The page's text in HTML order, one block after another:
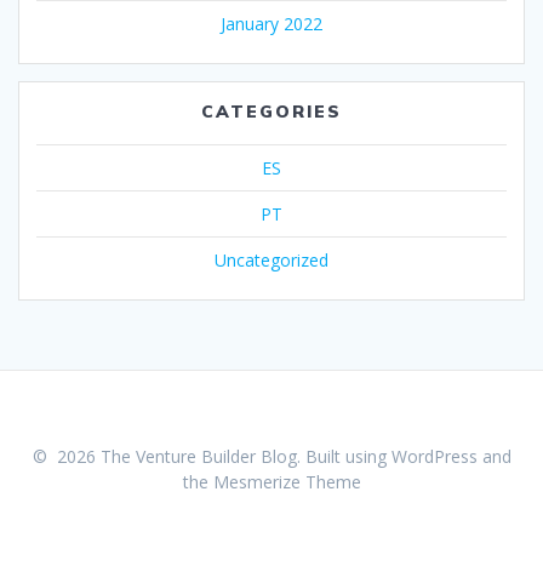
January 2022
CATEGORIES
ES
PT
Uncategorized
© 2026 The Venture Builder Blog. Built using WordPress and
the Mesmerize Theme